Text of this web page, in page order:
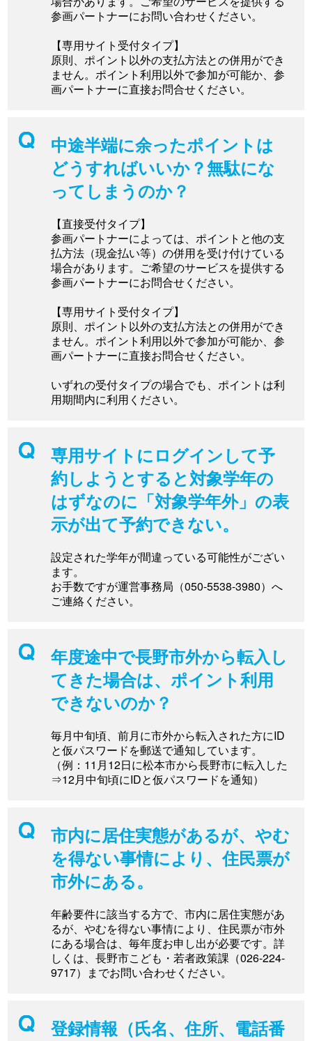
参画パートナーにお問い合わせください。
【専用サイト受付タイプ】
原則、ポイント以外の支払方法との併用ができ
ません。ポイント利用以外で参加が可能か、参
画パートナーに直接お問合せください。
中途半端に余ったポイントは
どうすればいいか？無駄にな
ってしまうのか？
【直接受付タイプ】
参画パートナーによっては、ポイントと他の支
払方法（現金払い等）の併用を受け付けている
場合があります。ご希望のサービスを提供する
参画パートナーにお問合せください。
【専用サイト受付タイプ】
原則、ポイント以外の支払方法との併用ができ
ません。ポイント利用以外で参加が可能か、参
画パートナーに直接お問合せください。
いずれの受付タイプの場合でも、ポイントは利
用期間内に利用ください。
専用サイトにログインして予
約しようとすると対象学年の
はずなのに「対象学年外」の表
示が出て予約できない。
設定された学年が間違っている可能性がござい
ます。
お手数ですが運営事務局（050-5538-3980）へ
ご連絡ください。
年度途中で長野市外から転入し
てきた場合は、ポイント利用
できないのか？
毎月中旬頃、前月に市外から転入された方にID
と仮パスワードを郵送で通知しています。
（例：11月12日に松本市から長野市に転入した
⇒12月中旬頃にIDと仮パスワードを通知）
市内に居住実態があるが、やむ
を得ない事情により、住民票が
市外にある。
年齢要件に該当する方で、市内に居住実態があ
るが、やむを得ない事情により、住民票が市外
にある場合は、毎年度お申し出が必要です。詳
しくは、長野市こども・若者政策課（026-224-
9717）までお問い合わせください。
登録情報（氏名、住所、電話番